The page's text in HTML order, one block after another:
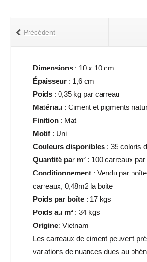
10x10
Précédent
Dimensions : 10 x 10 cm
Épaisseur : 1,6 cm
Poids : 0,35 kg par carreau
Matériau : Ciment et pigments
Finition : Mat
Motif : Uni
Couleurs disponibles : 35 coloris
Quantité par m² : 100 carreaux par
Conditionnement : Vendu par
carreaux, 0,48m2 la boite
Poids par boîte : 17 kgs
Poids au m² : 34 kgs
Origine: Vietnam
Les carreaux de ciment peuvent
variations de nuances dues au